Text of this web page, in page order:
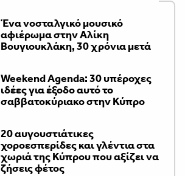
Ένα νοσταλγικό μουσικό
αφιέρωμα στην Αλίκη
Βουγιουκλάκη, 30 χρόνια μετά
Weekend Agenda: 30 υπέροχες
ιδέες για έξοδο αυτό το
σαββατοκύριακο στην Κύπρο
20 αυγουστιάτικες
χοροεσπερίδες και γλέντια στα
χωριά της Κύπρου που αξίζει να
ζήσεις φέτος